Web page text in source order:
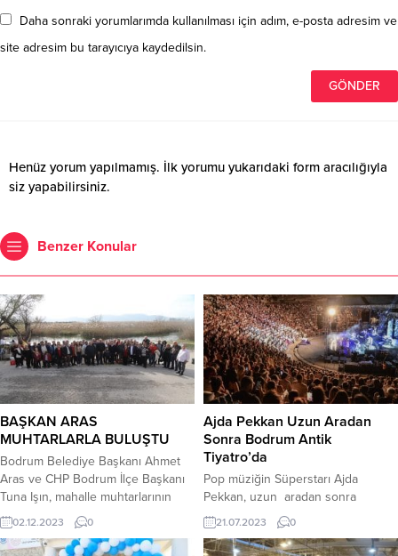
Daha sonraki yorumlarımda kullanılması için adım, e-posta adresim ve
site adresim bu tarayıcıya kaydedilsin.
Henüz yorum yapılmamış. İlk yorumu yukarıdaki form aracılığıyla
siz yapabilirsiniz.
Benzer Konular
BAŞKAN ARAS
MUHTARLARLA BULUŞTU
Bodrum Belediye Başkanı Ahmet
Aras ve CHP Bodrum İlçe Başkanı
Tuna Işın, mahalle muhtarlarının
düzenlediği kahvaltı
organizasyonuna katıldı. Muhtarlar
Derneği Başkanı ve Cumhuriyet
02.12.2023 0
Ajda Pekkan Uzun Aradan
Sonra Bodrum Antik
Tiyatro’da
Pop müziğin Süperstarı Ajda
Pekkan, uzun aradan sonra
Bodrum Antik Tiyatro’da sahne aldı.
Süperstar Ajda Pekkan önceki
akşam KerkiSolfej’in düzenlediği
21.07.2023 0